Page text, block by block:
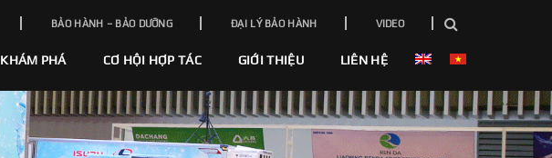
BẢO HÀNH – BẢO DƯỠNG ĐẠI LÝ BẢO HÀNH VIDEO
KHÁM PHÁ CƠ HỘI HỢP TÁC GIỚI THIỆU LIÊN HỆ